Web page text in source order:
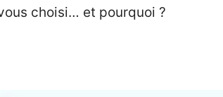
choisi… et pourquoi ?